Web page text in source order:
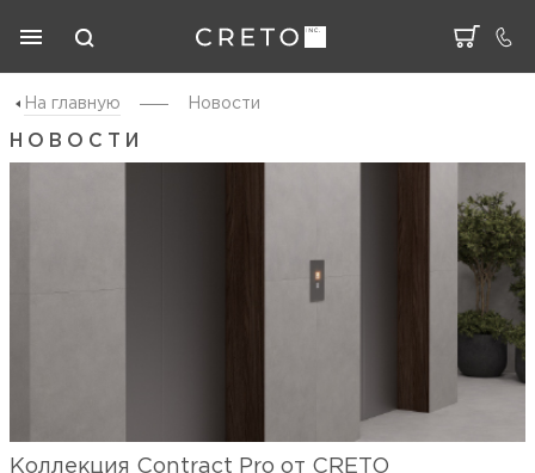
На главную Новости
НОВОСТИ
Коллекция Contract Pro от CRETO